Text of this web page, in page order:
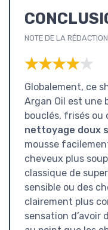
NOTE DE LA RÉDACTION
★★★★★
★★★★★
Globalement, ce
Argan Oil est une
bouclés, frisés
nettoyage doux
mousse
cheveux plus
classique de
sensible ou des
clairement plus
sensation d’avoir